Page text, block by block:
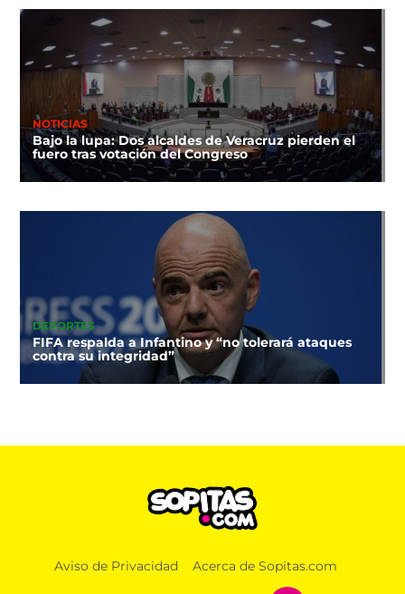
NOTICIAS
Bajo la lupa: Dos alcaldes de Veracruz pierden el
fuero tras votación del Congreso
DEPORTES
FIFA respalda a Infantino y “no tolerará ataques
contra su integridad”
Aviso de Privacidad Acerca de Sopitas.com